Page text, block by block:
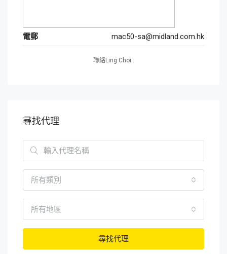
電郵 mac50-sa@midland.com.hk
聯絡Ling Choi :
尋找代理
所有類別
所有地區
尋找代理